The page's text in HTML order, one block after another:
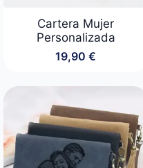
Cartera Mujer
Personalizada
19,90 €